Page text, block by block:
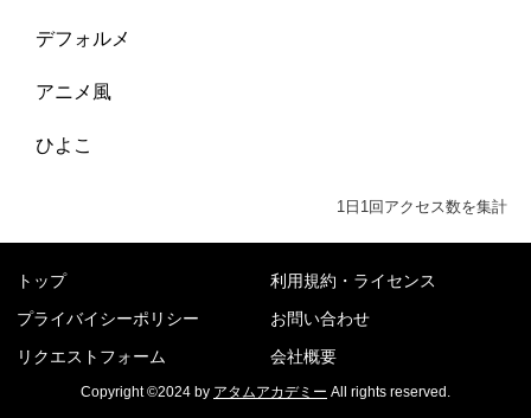
デフォルメ
アニメ風
ひよこ
1日1回アクセス数を集計
トップ
利用規約・ライセンス
プライバイシーポリシー
お問い合わせ
リクエストフォーム
会社概要
Copyright ©2024 by アタムアカデミー All rights reserved.